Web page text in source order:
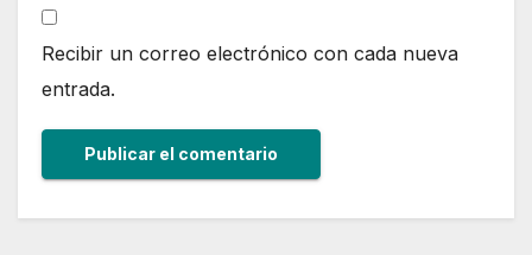
Recibir un correo electrónico con cada nueva
entrada.